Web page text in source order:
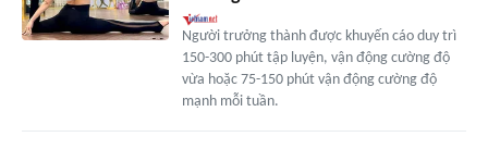
Người trưởng thành được khuyến cáo duy trì
150-300 phút tập luyện, vận động cường độ
vừa hoặc 75-150 phút vận động cường độ
mạnh mỗi tuần.